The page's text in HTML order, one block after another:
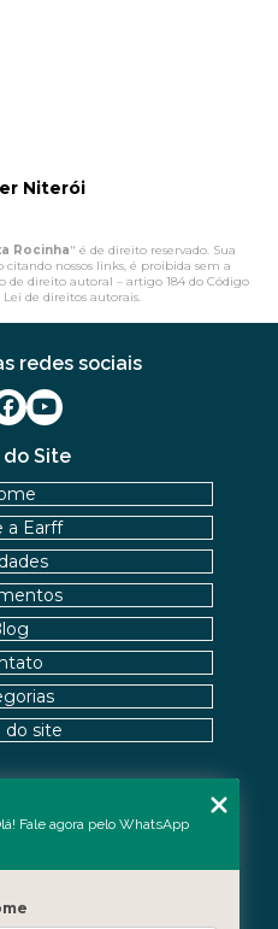
Niterói
Rocinha" é de direito reservado. Sua
nossos links, é proibida sem a
de direito autoral – artigo 184 do Código
Lei de direitos autorais.
de Janeiro
do Site
a Earff
Blog
do site
redes sociais
Fale agora pelo WhatsApp